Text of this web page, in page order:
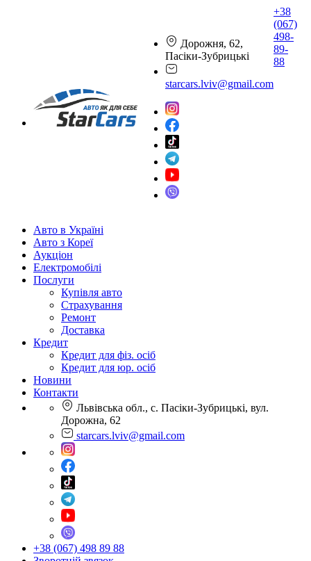
Дорожня, 62,
Пасіки-Зубрицькі
starcars.lviv@gmail.com
+38
(067)
498-
89-
88
Авто в Україні
Авто з Кореї
Аукціон
Електромобілі
Послуги
Купівля авто
Страхування
Ремонт
Доставка
Кредит
Кредит для фіз. осіб
Кредит для юр. осіб
Новини
Контакти
Львівська обл., с. Пасіки-Зубрицькі, вул.
Дорожна, 62
starcars.lviv@gmail.com
+38 (067) 498 89 88